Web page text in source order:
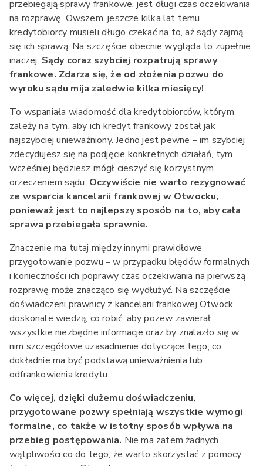
przebiegają sprawy frankowe, jest długi czas oczekiwania
na rozprawę. Owszem, jeszcze kilka lat temu
kredytobiorcy musieli długo czekać na to, aż sądy zajmą
się ich sprawą. Na szczęście obecnie wygląda to zupełnie
inaczej. Sądy coraz szybciej rozpatrują sprawy
frankowe. Zdarza się, że od złożenia pozwu do
wyroku sądu mija zaledwie kilka miesięcy!
To wspaniała wiadomość dla kredytobiorców, którym
zależy na tym, aby ich kredyt frankowy został jak
najszybciej unieważniony. Jedno jest pewne – im szybciej
zdecydujesz się na podjęcie konkretnych działań, tym
wcześniej będziesz mógł cieszyć się korzystnym
orzeczeniem sądu. Oczywiście nie warto rezygnować
ze wsparcia kancelarii frankowej w Otwocku,
ponieważ jest to najlepszy sposób na to, aby cała
sprawa przebiegała sprawnie.
Znaczenie ma tutaj między innymi prawidłowe
przygotowanie pozwu – w przypadku błędów formalnych
i konieczności ich poprawy czas oczekiwania na pierwszą
rozprawę może znacząco się wydłużyć. Na szczęście
doświadczeni prawnicy z kancelarii frankowej Otwock
doskonale wiedzą, co robić, aby pozew zawierał
wszystkie niezbędne informacje oraz by znalazło się w
nim szczegółowe uzasadnienie dotyczące tego, co
dokładnie ma być podstawą unieważnienia lub
odfrankowienia kredytu.
Co więcej, dzięki dużemu doświadczeniu,
przygotowane pozwy spełniają wszystkie wymogi
formalne, co także w istotny sposób wpływa na
przebieg postępowania. Nie ma zatem żadnych
wątpliwości co do tego, że warto skorzystać z pomocy